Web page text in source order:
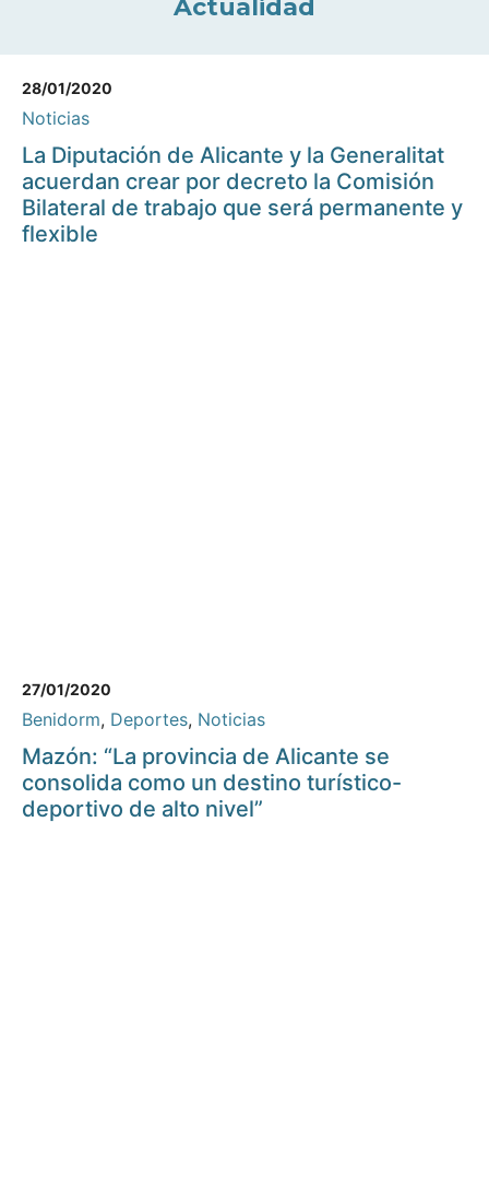
Actualidad
28/01/2020
Noticias
La Diputación de Alicante y la Generalitat
acuerdan crear por decreto la Comisión
Bilateral de trabajo que será permanente y
flexible
27/01/2020
Benidorm, Deportes, Noticias
Mazón: “La provincia de Alicante se
consolida como un destino turístico-
deportivo de alto nivel”